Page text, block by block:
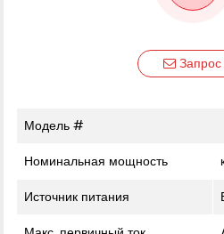
Запрос
Модель #
Номинальная мощность
Источник питания